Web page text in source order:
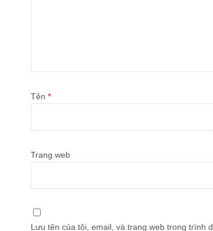
Tên *
Trang web
Lưu tên của tôi, email, và trang web trong trình